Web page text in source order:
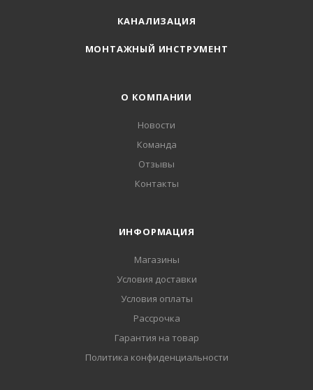
КАНАЛИЗАЦИЯ
МОНТАЖНЫЙ ИНСТРУМЕНТ
О КОМПАНИИ
Новости
Команда
Отзывы
Контакты
ИНФОРМАЦИЯ
Магазины
Условия доставки
Условия оплаты
Рассрочка
Гарантия на товар
Политика конфиденциальности